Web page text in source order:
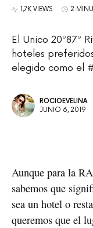
1,7K VIEWS 2
El Unico 20º87º
hoteles
elegido como el
ROCIOEVELINA
JUNIO 6, 2019
Aunque para la
sabemos que
sea un hotel o
queremos que el